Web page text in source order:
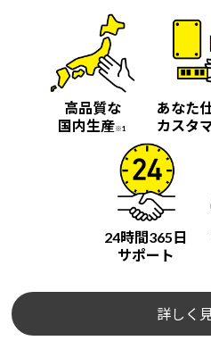
高品質な
国内生産※1
あなた
カスタ
24時間365日
サポート
詳しく